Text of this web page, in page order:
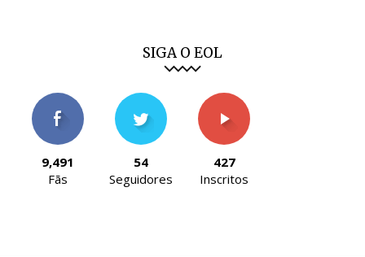
SIGA O EOL
9,491
Fãs
54
Seguidores
427
Inscritos